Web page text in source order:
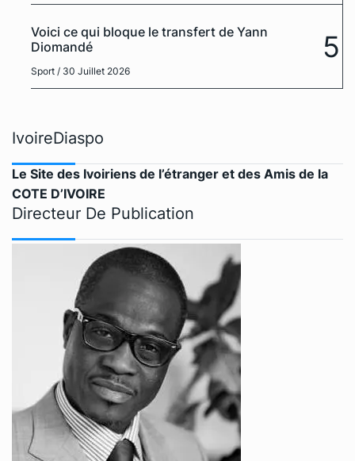
Voici ce qui bloque le transfert de Yann
Diomandé
Sport / 30 Juillet 2026
5
IvoireDiaspo
Le Site des Ivoiriens de l’étranger et des Amis de la
COTE D’IVOIRE
Directeur De Publication